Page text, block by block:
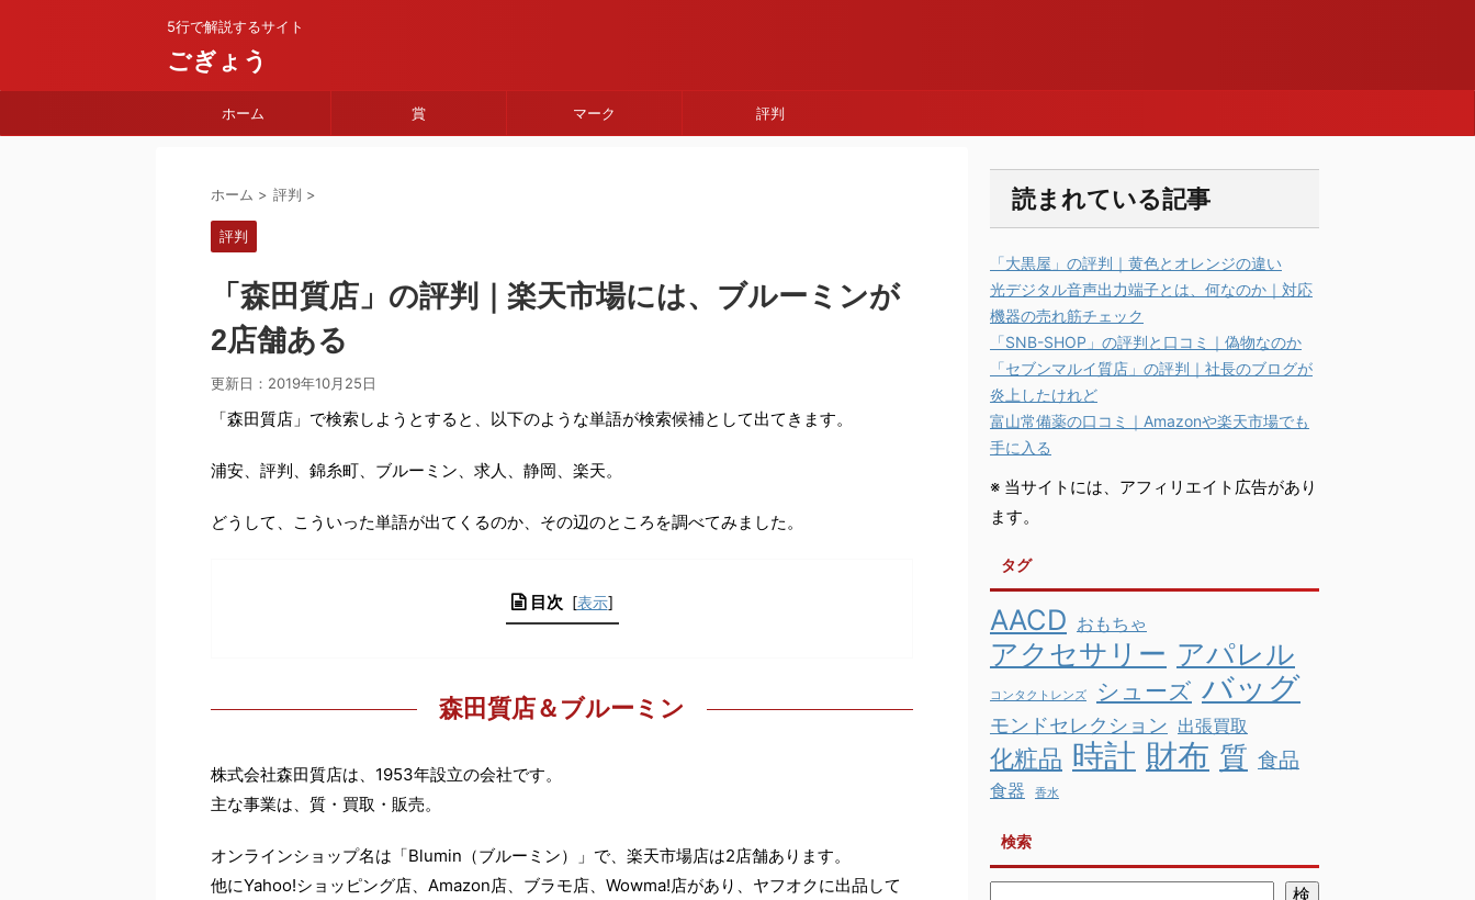
5行で解説するサイト
ごぎょう
ホーム 賞 マーク 評判
ホーム > 評判 >
評判
「森田質店」の評判｜楽天市場には、ブルーミンが
2店舗ある
更新日： 2019年10月25日
「森田質店」で検索しようとすると、以下のような単語が検索候補として出てきます。
浦安、評判、錦糸町、ブルーミン、求人、静岡、楽天。
どうして、こういった単語が出てくるのか、その辺のところを調べてみました。
目次 [表示]
森田質店＆ブルーミン
株式会社森田質店は、1953年設立の会社です。
主な事業は、質・買取・販売。
オンラインショップ名は「Blumin（ブルーミン）」で、楽天市場店は2店舗あります。
他にYahoo!ショッピング店、Amazon店、ブラモ店、Wowma!店があり、ヤフオクに出品して
読まれている記事
「大黒屋」の評判｜黄色とオレンジの違い
光デジタル音声出力端子とは、何なのか｜対応
機器の売れ筋チェック
「SNB-SHOP」の評判と口コミ｜偽物なのか
「セブンマルイ質店」の評判｜社長のブログが
炎上したけれど
富山常備薬の口コミ｜Amazonや楽天市場でも
手に入る
※ 当サイトには、アフィリエイト広告があり
ます。
タグ
AACD おもちゃ
アクセサリー アパレル
コンタクトレンズ シューズ バッグ
モンドセレクション 出張買取
化粧品 時計 財布 質 食品
食器 香水
検索
検